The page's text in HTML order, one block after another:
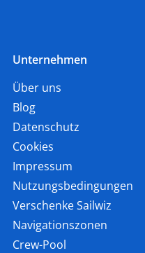
Unternehmen
Über uns
Blog
Datenschutz
Cookies
Impressum
Nutzungsbedingungen
Verschenke Sailwiz
Navigationszonen
Crew-Pool